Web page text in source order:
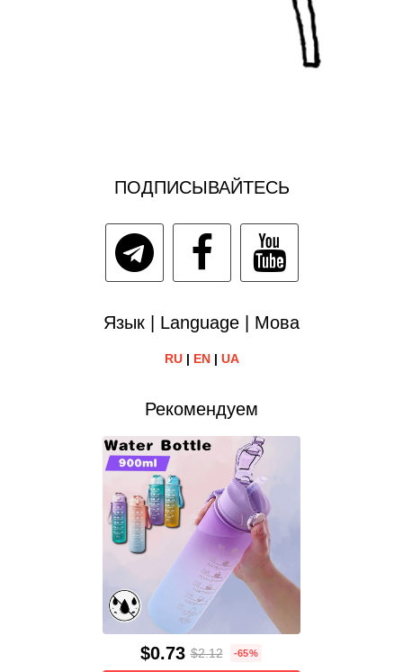
ПОДПИСЫВАЙТЕСЬ
Язык | Language | Мова
RU| EN| UA
Рекомендуем
$0.73 $2.12 -65%